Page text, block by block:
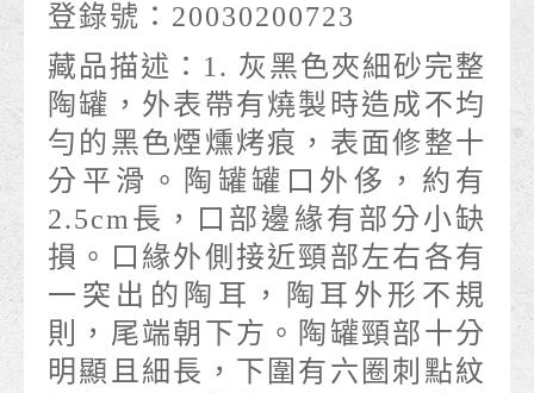
登錄號： 20030200723
藏品描述： 1. 灰黑色夾細砂完整
陶罐，外表帶有燒製時造成不均
勻的黑色煙燻烤痕，表面修整十
分平滑。陶罐罐口外侈，約有
2.5cm長，口部邊緣有部分小缺
損。口緣外側接近頸部左右各有
一突出的陶耳，陶耳外形不規
則，尾端朝下方。陶罐頸部十分
明顯且細長，下圍有六圈刺點紋